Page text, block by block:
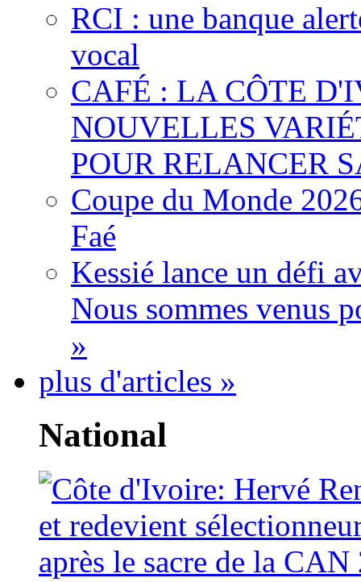
RCI : une banque
vocal
CAFÉ : LA CÔTE
NOUVELLES
POUR RELANCER
Coupe du Monde
Faé
Kessié lance un défi
Nous sommes venus
»
plus d'articles »
National